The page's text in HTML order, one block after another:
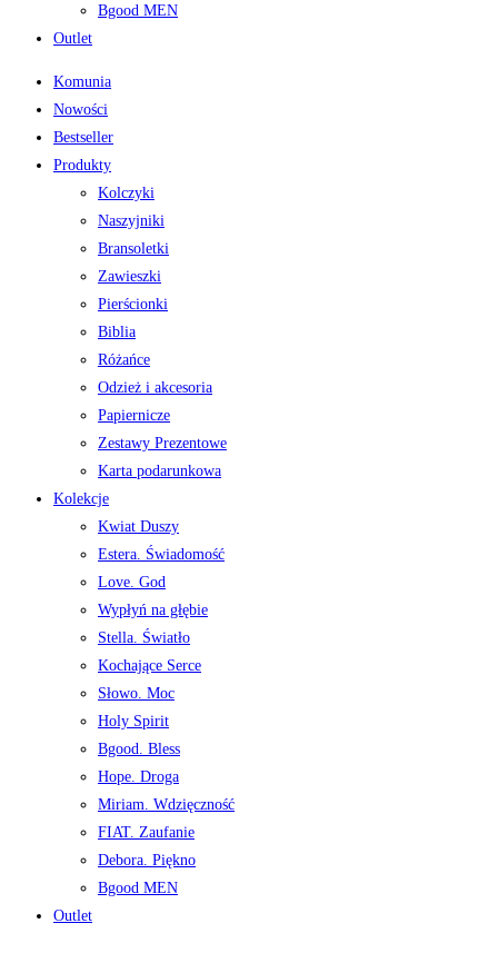
Bgood MEN
Outlet
Komunia
Nowości
Bestseller
Produkty
Kolczyki
Naszyjniki
Bransoletki
Zawieszki
Pierścionki
Biblia
Różańce
Odzież i akcesoria
Papiernicze
Zestawy Prezentowe
Karta podarunkowa
Kolekcje
Kwiat Duszy
Estera. Świadomość
Love. God
Wypłyń na głębie
Stella. Światło
Kochające Serce
Słowo. Moc
Holy Spirit
Bgood. Bless
Hope. Droga
Miriam. Wdzięczność
FIAT. Zaufanie
Debora. Piękno
Bgood MEN
Outlet